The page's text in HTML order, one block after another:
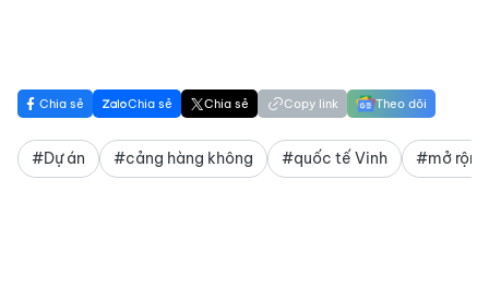
Chia sẻ Chia sẻ Chia sẻ Copy link Theo dõi
#Dự án #cảng hàng không #quốc tế Vinh #mở rộng